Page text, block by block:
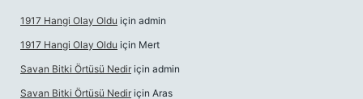
1917 Hangi Olay Oldu için admin
1917 Hangi Olay Oldu için Mert
Savan Bitki Örtüsü Nedir için admin
Savan Bitki Örtüsü Nedir için Aras